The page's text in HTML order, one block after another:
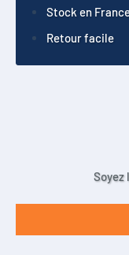
Stock en
Retour facile
Soyez